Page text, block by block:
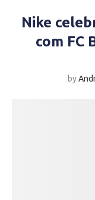
Nike
com FC
by